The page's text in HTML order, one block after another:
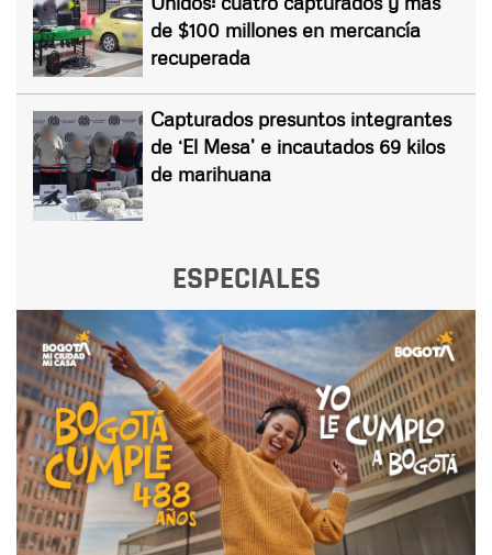
de $100 millones en mercancía
recuperada
Capturados presuntos integrantes
de ‘El Mesa’ e incautados 69 kilos
de marihuana
ESPECIALES